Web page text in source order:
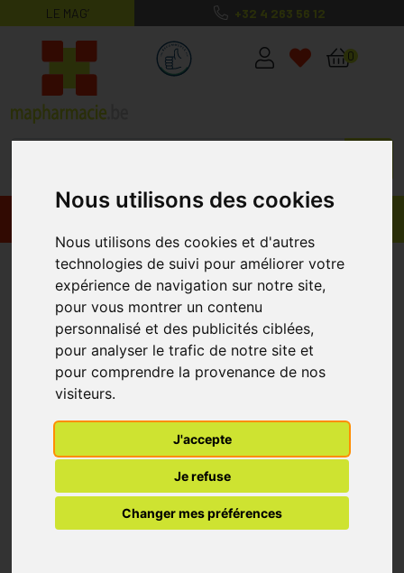
Nous utilisons des cookies
Nous utilisons des cookies et d'autres
technologies de suivi pour améliorer votre
expérience de navigation sur notre site,
pour vous montrer un contenu
personnalisé et des publicités ciblées,
pour analyser le trafic de notre site et
pour comprendre la provenance de nos
visiteurs.
J'accepte
Je refuse
Changer mes préférences
LE MAG’ +32 4 263 56 12
MaPharmacie.be ma santé, mes
0
Cambric 408 10cmx5m ZENOPHAR
%